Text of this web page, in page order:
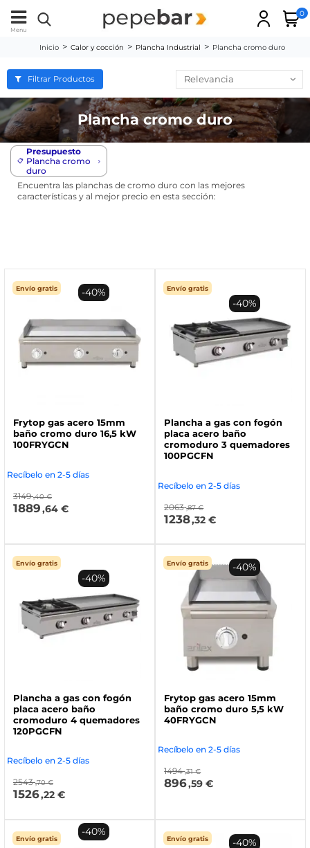
Menu
0
Inicio Calor y cocción Plancha Industrial Plancha cromo duro
Plancha cromo duro
Encuentra las planchas de cromo duro con las mejores
características y al mejor precio en esta sección:
📋
Presupuesto
Plancha cromo
duro
Filtrar Productos Relevancia
Envío gratis
Frytop gas acero 15mm
baño cromo duro 16,5 kW
100FRYGCN
Recíbelo en 2-5 días
3149 ,40 €
1889,64 €
-40% Envío gratis
Plancha a gas con fogón
placa acero baño
cromoduro 3 quemadores
100PGCFN
Recíbelo en 2-5 días
2063 ,87 €
1238,32 €
-40%
Envío gratis
Plancha a gas con fogón
placa acero baño
cromoduro 4 quemadores
120PGCFN
Recíbelo en 2-5 días
2543 ,70 €
1526,22 €
-40%
Envío gratis
Frytop gas acero 15mm
baño cromo duro 5,5 kW
40FRYGCN
Recíbelo en 2-5 días
1494 ,31 €
896,59 €
-40%
Envío gratis
-40%
Envío gratis -40%